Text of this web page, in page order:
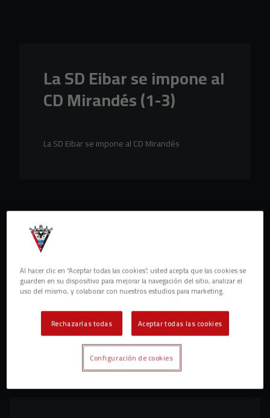
La SD Eibar se impone al
CD Mirandés (1-3)
La SD Eibar se impone al CD Mirandés
Al hacer clic en “Aceptar todas las cookies”, usted acepta que las cookies se
guarden en su dispositivo para mejorar la navegación del sitio, analizar el
uso del mismo, y colaborar con nuestros estudios para marketing.
Rechazarlas todas Aceptar todas las cookies
Configuración de cookies